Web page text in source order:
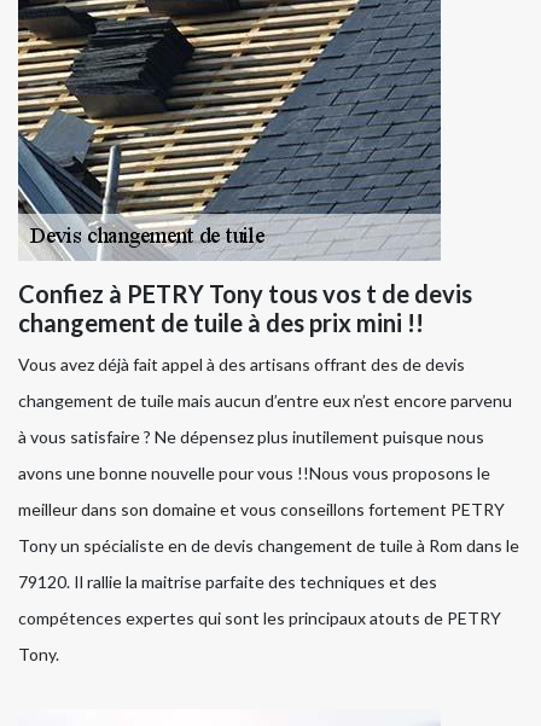
Confiez à PETRY Tony tous vos t de devis
changement de tuile à des prix mini !!
Vous avez déjà fait appel à des artisans offrant des de devis
changement de tuile mais aucun d’entre eux n’est encore parvenu
à vous satisfaire ? Ne dépensez plus inutilement puisque nous
avons une bonne nouvelle pour vous !!Nous vous proposons le
meilleur dans son domaine et vous conseillons fortement PETRY
Tony un spécialiste en de devis changement de tuile à Rom dans le
79120. Il rallie la maitrise parfaite des techniques et des
compétences expertes qui sont les principaux atouts de PETRY
Tony.